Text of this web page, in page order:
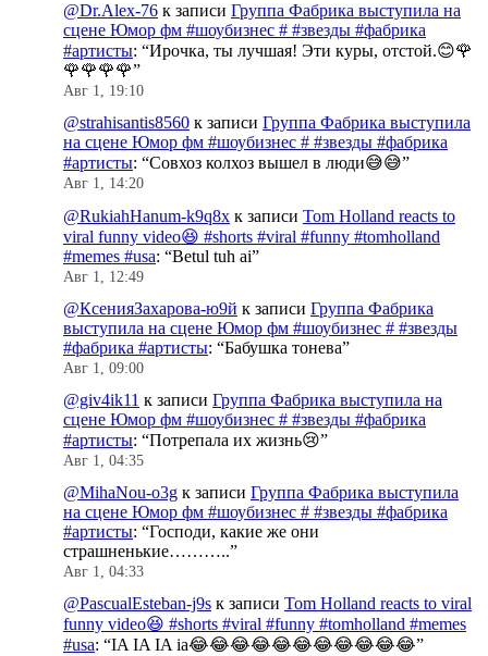
@Dr.Alex-76 к записи Группа Фабрика выступила на
сцене Юмор фм #шоубизнес # #звезды #фабрика
#артисты: “Ирочка, ты лучшая! Эти куры, отстой.😊🌹
🌹🌹🌹🌹”
Авг 1, 19:10
@strahisantis8560 к записи Группа Фабрика выступила
на сцене Юмор фм #шоубизнес # #звезды #фабрика
#артисты: “Совхоз колхоз вышел в люди😅😅”
Авг 1, 14:20
@RukiahHanum-k9q8x к записи Tom Holland reacts to
viral funny video😆 #shorts #viral #funny #tomholland
#memes #usa: “Betul tuh ai”
Авг 1, 12:49
@КсенияЗахарова-ю9й к записи Группа Фабрика
выступила на сцене Юмор фм #шоубизнес # #звезды
#фабрика #артисты: “Бабушка тонева”
Авг 1, 09:00
@giv4ik11 к записи Группа Фабрика выступила на
сцене Юмор фм #шоубизнес # #звезды #фабрика
#артисты: “Потрепала их жизнь😢”
Авг 1, 04:35
@MihaNou-o3g к записи Группа Фабрика выступила
на сцене Юмор фм #шоубизнес # #звезды #фабрика
#артисты: “Господи, какие же они
страшненькие………..”
Авг 1, 04:33
@PascualEsteban-j9s к записи Tom Holland reacts to viral
funny video😆 #shorts #viral #funny #tomholland #memes
#usa: “IA IA IA ia😂😂😂😂😂😂😂😂😂😂😂”